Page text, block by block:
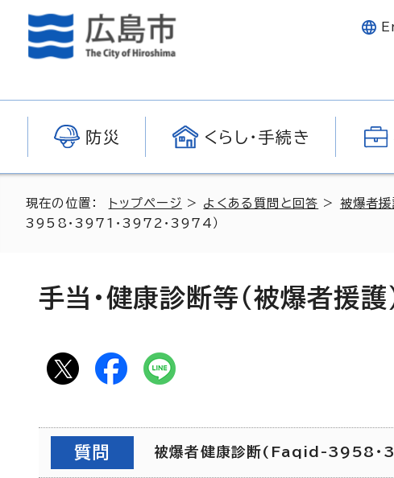
防災 くらし・手続き
現在の位置： トップページ > よくある質問と回答 > 被爆者
3958・3971・3972・3974）
手当・健康診断等（被爆者援
質問 被爆者健康診断(Faqid-3958・